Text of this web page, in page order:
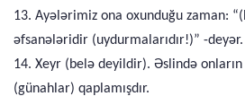
13. Ayələrimiz ona oxunduğu zaman:
əfsanələridir (uydurmalarıdır!)” -deyər.
14. Xeyr (belə deyildir). Əslində onların
(günahlar) qaplamışdır.